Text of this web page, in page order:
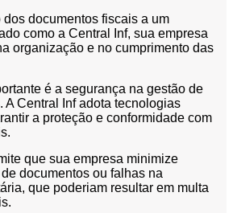
documentos fiscais a um
como a Central Inf, sua empresa
organização e no cumprimento das
é a segurança na gestão de
A Central Inf adota tecnologias
a proteção e conformidade com
que sua empresa minimize
documentos ou falhas na
que poderiam resultar em multa